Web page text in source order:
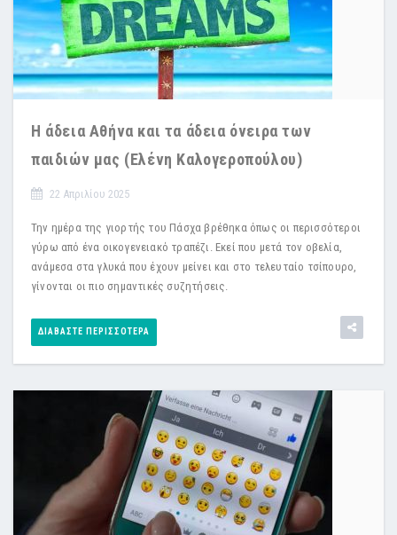
Η άδεια Αθήνα και τα άδεια όνειρα των
παιδιών μας (Ελένη Καλογεροπούλου)
22 Απριλίου 2025
Την ημέρα της γιορτής του Πάσχα βρέθηκα όπως οι περισσότεροι
γύρω από ένα οικογενειακό τραπέζι. Εκεί που μετά τον οβελία,
ανάμεσα στα γλυκά που έχουν μείνει και στο τελευταίο τσίπουρο,
γίνονται οι πιο σημαντικές συζητήσεις.
ΔΙΑΒΆΣΤΕ ΠΕΡΙΣΣΌΤΕΡΑ